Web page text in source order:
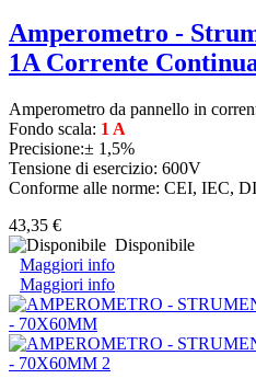
Amperometro -
1A Corrente
Amperometro da pannello in
Fondo scala: 1 A
Precisione:± 1,5%
Tensione di esercizio: 600V
Conforme alle norme: CEI, IEC,
43,35 €
Disponibile
Maggiori info
Maggiori info